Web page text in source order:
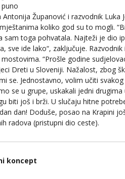
Županović i razvodnik Luka
koliko god su to mogli.
toga pohvatala. Najteži je dio
sve ide lako“, zaključuje. Razvodnik
“Prošle godine
Dreti u Sloveniji. Nažalost, zbog
se. Jednostavno, volim učiti
se u grupe, uskakali jedni
biti još i brži. U slučaju hitne
dan! Doduše, posao na Krapini
radova (pristupni dio ceste).
koncept